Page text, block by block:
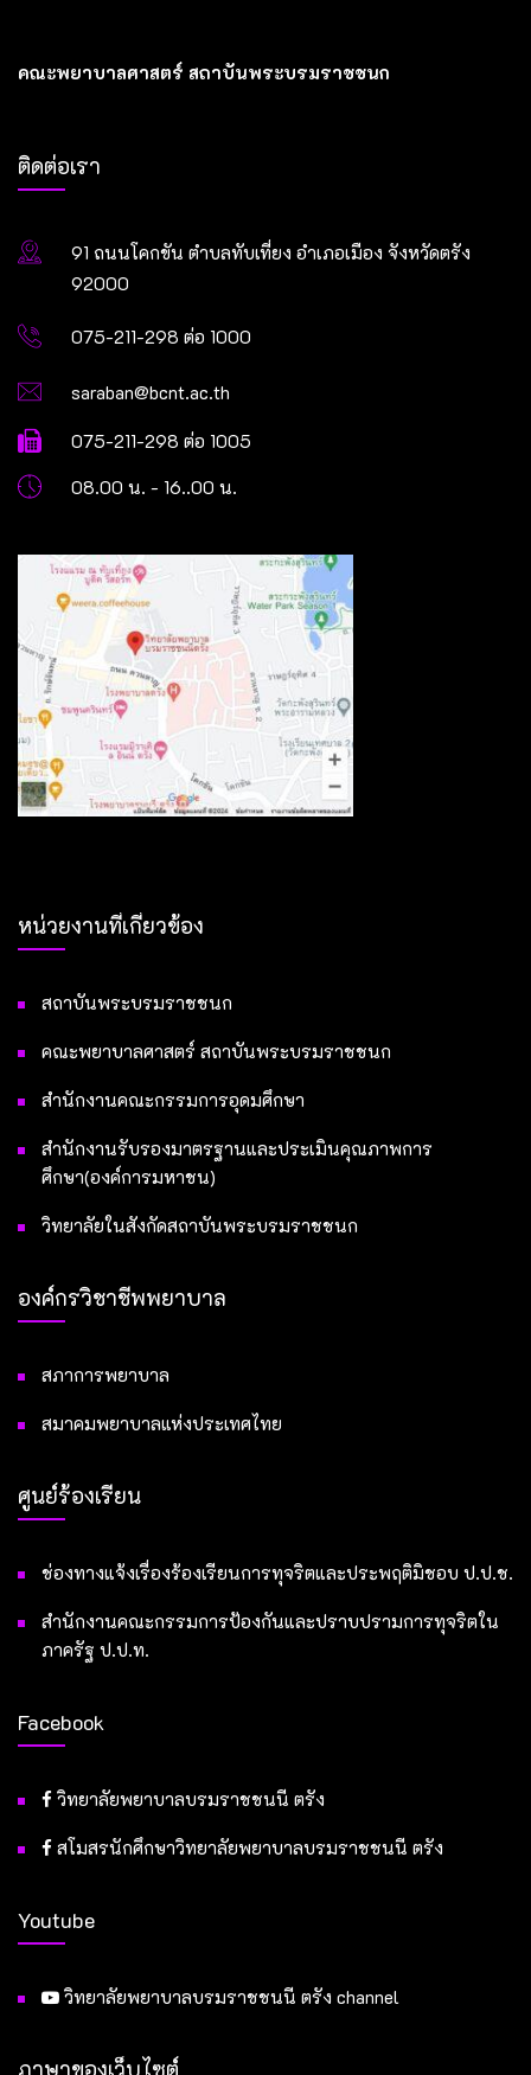
คณะพยาบาลศาสตร์ สถาบันพระบรมราชชนก
ติดต่อเรา
91 ถนนโคกขัน ตำบลทับเที่ยง อำเภอเมือง จังหวัดตรัง
92000
075-211-298 ต่อ 1000
saraban@bcnt.ac.th
075-211-298 ต่อ 1005
08.00 น. - 16..00 น.
หน่วยงานที่เกี่ยวข้อง
สถาบันพระบรมราชชนก
คณะพยาบาลศาสตร์ สถาบันพระบรมราชชนก
สำนักงานคณะกรรมการอุดมศึกษา
สำนักงานรับรองมาตรฐานและประเมินคุณภาพการ
ศึกษา(องค์การมหาชน)
วิทยาลัยในสังกัดสถาบันพระบรมราชชนก
องค์กรวิชาชีพพยาบาล
สภาการพยาบาล
สมาคมพยาบาลแห่งประเทศไทย
ศูนย์ร้องเรียน
ช่องทางแจ้งเรื่องร้องเรียนการทุจริตและประพฤติมิชอบ ป.ป.ช.
สำนักงานคณะกรรมการป้องกันและปราบปรามการทุจริตใน
ภาครัฐ ป.ป.ท.
Facebook
วิทยาลัยพยาบาลบรมราชชนนี ตรัง
สโมสรนักศึกษาวิทยาลัยพยาบาลบรมราชชนนี ตรัง
Youtube
วิทยาลัยพยาบาลบรมราชชนนี ตรัง channel